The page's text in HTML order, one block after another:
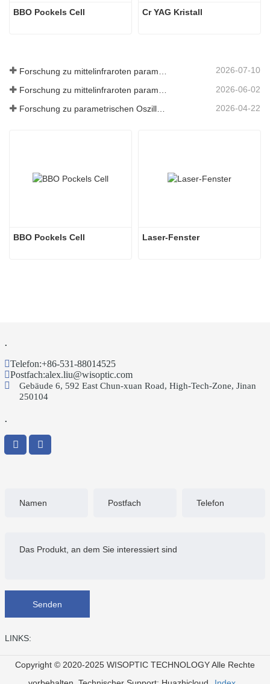
BBO Pockels Cell Cr YAG Kristall
2026-07-10
2026-06-02
Forschung zu parametrischen Oszillatoren im mittleren Infrarotbereich – Teil 04 2026-04-22
BBO Pockels Cell Laser-Fenster
.
Telefon:+86-531-88014525
Postfach:alex.liu@wisoptic.com
Gebäude 6, 592 East Chun-xuan Road, High-Tech-Zone, Jinan
250104
.
Senden
LINKS:
Copyright © 2020-2025 WISOPTIC TECHNOLOGY Alle Rechte